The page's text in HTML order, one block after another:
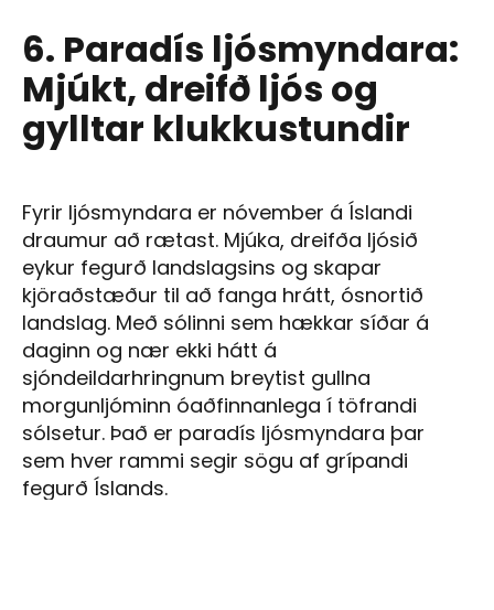
6. Paradís ljósmyndara:
Mjúkt, dreifð ljós og
gylltar klukkustundir
Fyrir ljósmyndara er nóvember á Íslandi
draumur að rætast. Mjúka, dreifða ljósið
eykur fegurð landslagsins og skapar
kjöraðstæður til að fanga hrátt, ósnortið
landslag. Með sólinni sem hækkar síðar á
daginn og nær ekki hátt á
sjóndeildarhringnum breytist gullna
morgunljóminn óaðfinnanlega í töfrandi
sólsetur. Það er paradís ljósmyndara þar
sem hver rammi segir sögu af grípandi
fegurð Íslands.